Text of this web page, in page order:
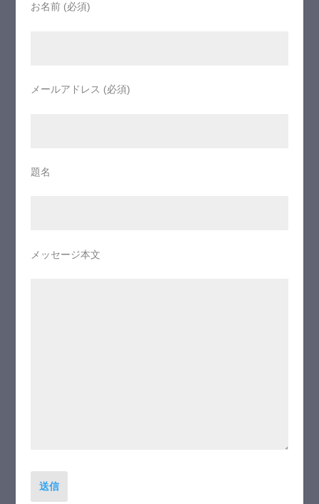
お名前 (必須)
メールアドレス (必須)
題名
メッセージ本文
送信